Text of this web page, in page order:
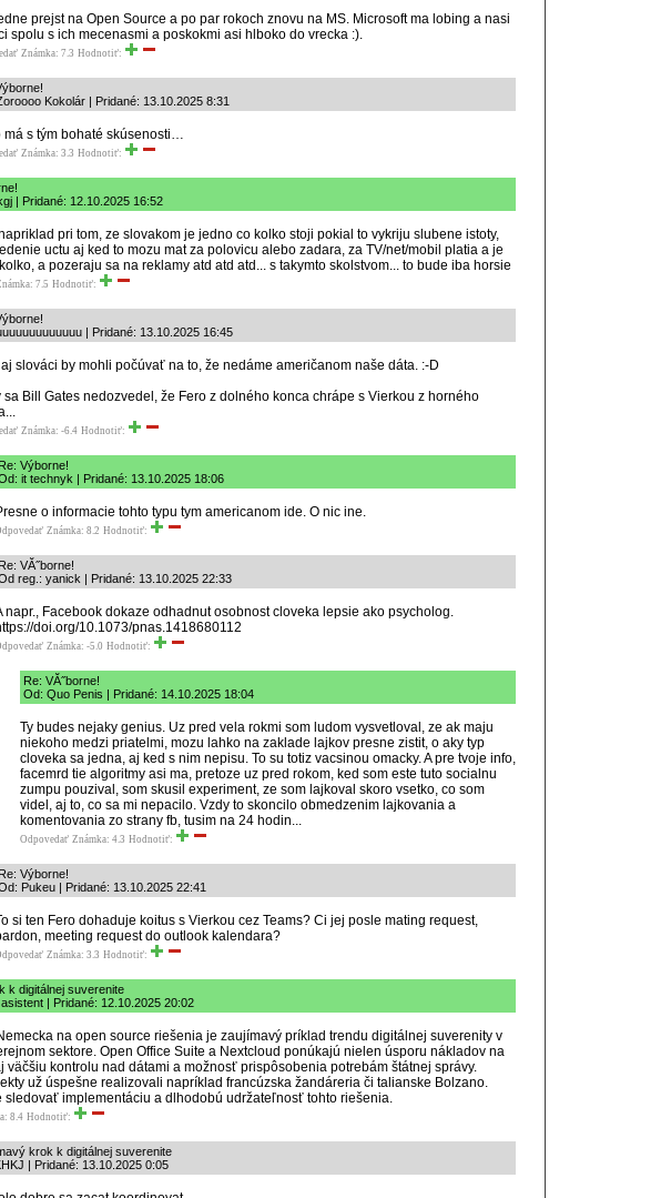
prejst na Open Source a po par rokoch znovu na MS. Microsoft ma lobing a nasi
spolu s ich mecenasmi a poskokmi asi hlboko do vrecka :).
Známka: 7.3 Hodnotiť:
Kokolár | Pridané: 13.10.2025 8:31
má s tým bohaté skúsenosti…
Známka: 3.3 Hodnotiť:
| Pridané: 12.10.2025 16:52
pri tom, ze slovakom je jedno co kolko stoji pokial to vykriju slubene istoty,
uctu aj ked to mozu mat za polovicu alebo zadara, za TV/net/mobil platia a je
a pozeraju sa na reklamy atd atd atd... s takymto skolstvom... to bude iba horsie
7.5 Hodnotiť:
| Pridané: 13.10.2025 16:45
slováci by mohli počúvať na to, že nedáme američanom naše dáta. :-D
sa Bill Gates nedozvedel, že Fero z dolného konca chrápe s Vierkou z horného
Známka: -6.4 Hodnotiť:
Re: Výborne!
it technyk | Pridané: 13.10.2025 18:06
o informacie tohto typu tym americanom ide. O nic ine.
Známka: 8.2 Hodnotiť:
Re: VĂ˝borne!
reg.: yanick | Pridané: 13.10.2025 22:33
napr., Facebook dokaze odhadnut osobnost cloveka lepsie ako psycholog.
doi.org/10.1073/pnas.1418680112
Známka: -5.0 Hodnotiť:
Re: VĂ˝borne!
Od: Quo Penis | Pridané: 14.10.2025 18:04
Ty budes nejaky genius. Uz pred vela rokmi som ludom vysvetloval, ze ak maju
niekoho medzi priatelmi, mozu lahko na zaklade lajkov presne zistit, o aky typ
cloveka sa jedna, aj ked s nim nepisu. To su totiz vacsinou omacky. A pre tvoje info,
facemrd tie algoritmy asi ma, pretoze uz pred rokom, ked som este tuto socialnu
zumpu pouzival, som skusil experiment, ze som lajkoval skoro vsetko, co som
videl, aj to, co sa mi nepacilo. Vzdy to skoncilo obmedzenim lajkovania a
komentovania zo strany fb, tusim na 24 hodin...
Odpovedať Známka: 4.3 Hodnotiť:
Re: Výborne!
Pukeu | Pridané: 13.10.2025 22:41
si ten Fero dohaduje koitus s Vierkou cez Teams? Ci jej posle mating request,
meeting request do outlook kalendara?
Známka: 3.3 Hodnotiť:
k digitálnej suverenite
| Pridané: 12.10.2025 20:02
na open source riešenia je zaujímavý príklad trendu digitálnej suverenity v
sektore. Open Office Suite a Nextcloud ponúkajú nielen úsporu nákladov na
väčšiu kontrolu nad dátami a možnosť prispôsobenia potrebám štátnej správy.
už úspešne realizovali napríklad francúzska žandáreria či talianske Bolzano.
sledovať implementáciu a dlhodobú udržateľnosť tohto riešenia.
8.4 Hodnotiť:
krok k digitálnej suverenite
| Pridané: 13.10.2025 0:05